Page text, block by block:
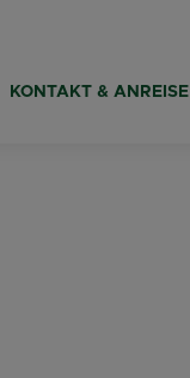
KONTAKT & ANREISE